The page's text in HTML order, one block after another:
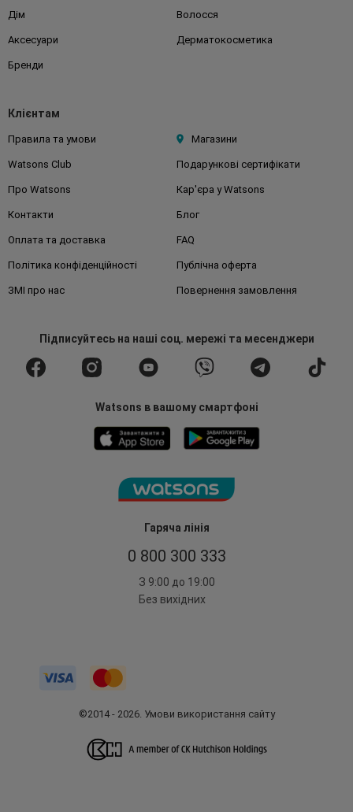
Гаряча лінія
0 800 300 333
З 9:00 до 19:00
Без вихідних
Дім Волосся
Аксесуари Дерматокосметика
Бренди
Клієнтам
Правила та умови Магазини
Watsons Club Подарункові сертифікати
Про Watsons Кар'єра у Watsons
Контакти Блог
Оплата та доставка FAQ
Політика конфіденційності Публічна оферта
ЗМІ про нас Повернення замовлення
Підписуйтесьна наші соц. мережі та месенджери
Watsons в вашому смартфоні
©2014 - 2026. Умови використання сайту